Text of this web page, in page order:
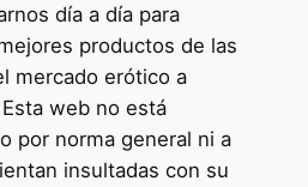
día a día para
productos de las
mercado erótico a
web no está
por norma general ni a
insultadas con su